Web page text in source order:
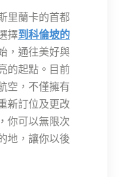
里蘭卡的首都
擇到科倫坡的
，通往美好與
的起點。目前
空，不僅擁有
新訂位及更改
你可以無限次
地，讓你以後